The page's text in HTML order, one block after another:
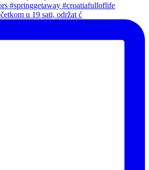
u 19 sati, održat ć